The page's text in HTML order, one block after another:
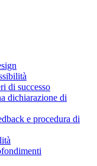
di successo
dichiarazione di
e procedura di